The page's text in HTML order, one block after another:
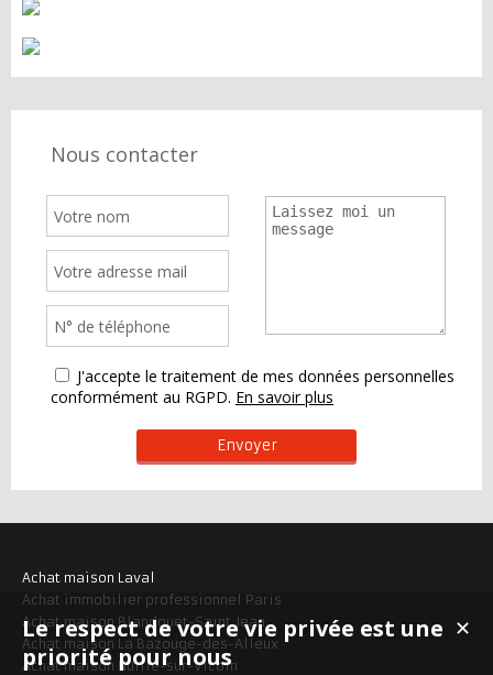
Nous contacter
J'accepte le traitement de mes données personnelles
conformément au RGPD. En savoir plus
Achat maison Laval
Achat immobilier professionnel Paris
Achat maison Blandouet-Saint Jean
Achat maison La Bazouge-des-Alleux
Achat maison Nuillé-sur-Vicoin
✕
Le respect de votre vie privée est une
priorité pour nous